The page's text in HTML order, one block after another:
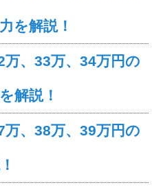
を解説！
、33万、34万円の
解説！
、38万、39万円の